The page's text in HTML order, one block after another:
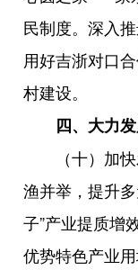
民制度。深入
用好吉浙对口
村建设。
四、大力
（十）加
渔并举，提升
子”产业提质增
优势特色产业